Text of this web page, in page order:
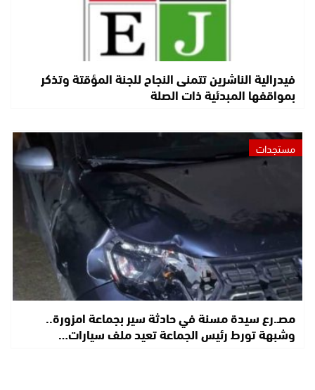
فيدرالية الناشرين تتمنى النجاح للجنة المؤقتة وتذكر
بمواقفها المبدئية ذات الصلة
مستجدات
مصـ.رع سيدة مسنة في حادثة سير بجماعة امزورة..
وشبهة تورط رئيس الجماعة تعيد ملف سيارات…